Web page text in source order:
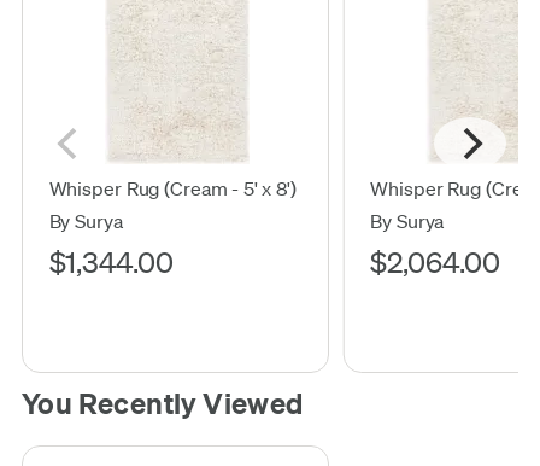
Whisper Rug (Cream - 5' x 8')
By Surya
$1,344.00
Whisper Rug
By Surya
$2,064.00
You Recently Viewed